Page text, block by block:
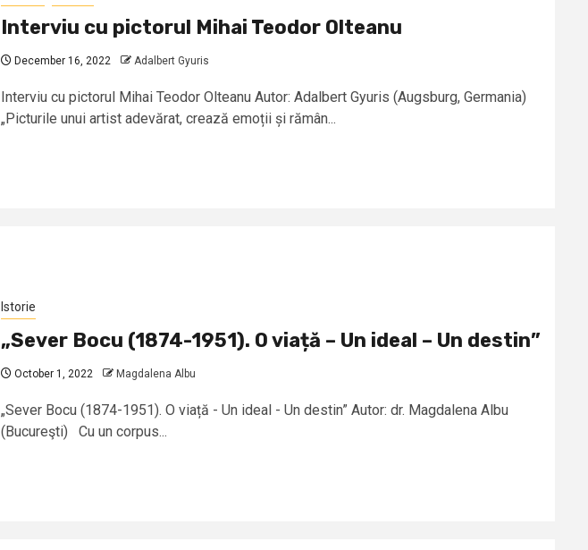
Interviu cu pictorul Mihai Teodor Olteanu
December 16, 2022 Adalbert Gyuris
Interviu cu pictorul Mihai Teodor Olteanu Autor: Adalbert Gyuris (Augsburg, Germania)
„Picturile unui artist adevărat, crează emoții și rămân...
Istorie
„Sever Bocu (1874-1951). O viață – Un ideal – Un destin”
October 1, 2022 Magdalena Albu
„Sever Bocu (1874-1951). O viață - Un ideal - Un destin” Autor: dr. Magdalena Albu
(Bucureşti) Cu un corpus...